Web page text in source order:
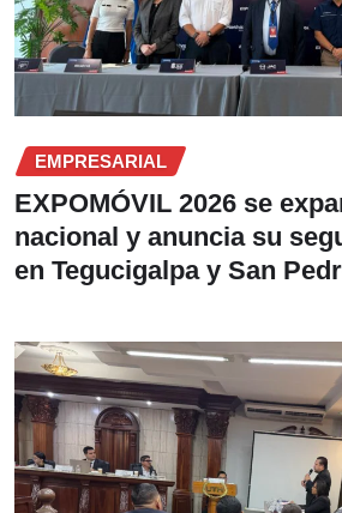
EMPRESARIAL
EXPOMÓVIL 2026 se
nacional y anuncia su
en Tegucigalpa y San